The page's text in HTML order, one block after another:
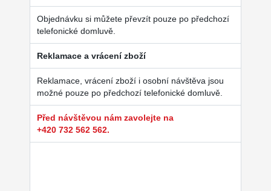
Objednávku si můžete převzít pouze po předchozí
telefonické domluvě.
Reklamace a vrácení zboží
Reklamace, vrácení zboží i osobní návštěva jsou
možné pouze po předchozí telefonické domluvě.
Před návštěvou nám zavolejte na
+420 732 562 562.